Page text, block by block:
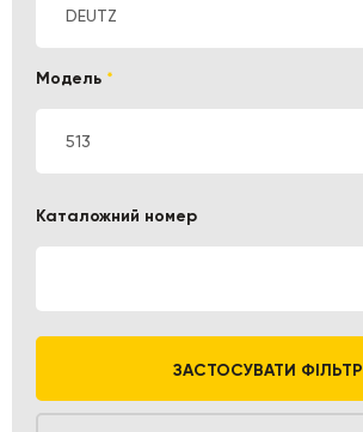
DEUTZ
Модель *
513
Каталожний номер
ЗАСТОСУВАТИ ФІЛЬТР